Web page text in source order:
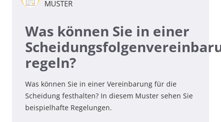
MUSTER
Was können Sie in einer
regeln?
Was können Sie in einer Vereinbarung für die
Scheidung festhalten? In diesem Muster sehen Sie
beispielhafte Regelungen.